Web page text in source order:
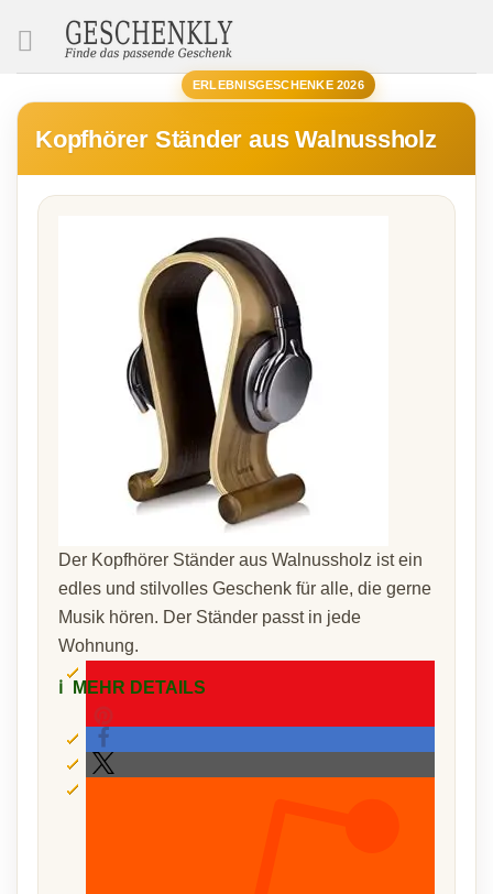
ERLEBNISGESCHENKE 2026
Kopfhörer Ständer aus Walnussholz
Der Kopfhörer Ständer aus Walnussholz ist ein
edles und stilvolles Geschenk für alle, die gerne
Musik hören. Der Ständer passt in jede
Wohnung.
ℹ️ MEHR DETAILS